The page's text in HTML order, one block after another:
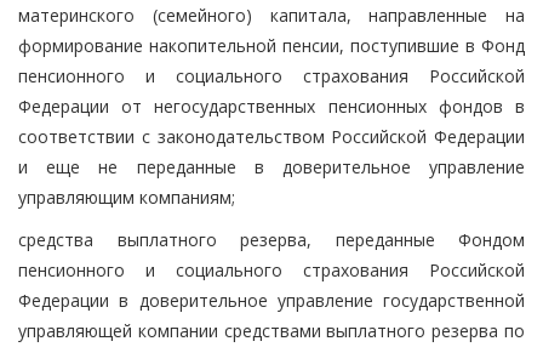
материнского (семейного) капитала, направленные на
формирование накопительной пенсии, поступившие в Фонд
пенсионного и социального страхования Российской
Федерации от негосударственных пенсионных фондов в
соответствии с законодательством Российской Федерации
и еще не переданные в доверительное управление
управляющим компаниям;
средства выплатного резерва, переданные Фондом
пенсионного и социального страхования Российской
Федерации в доверительное управление государственной
управляющей компании средствами выплатного резерва по